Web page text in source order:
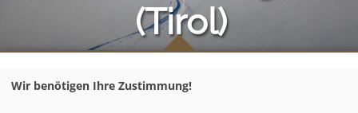
(Tirol)
Webcams
Wir benötigen Ihre Zustimmung!